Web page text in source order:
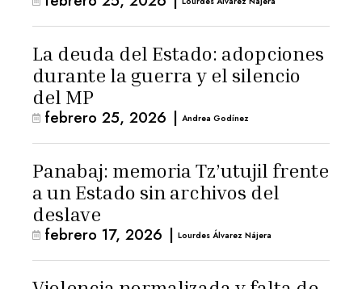
La deuda del Estado: adopciones
durante la guerra y el silencio
del MP
febrero 25, 2026 | Andrea Godínez
Panabaj: memoria Tz’utujil frente
a un Estado sin archivos del
deslave
febrero 17, 2026 | Lourdes Álvarez Nájera